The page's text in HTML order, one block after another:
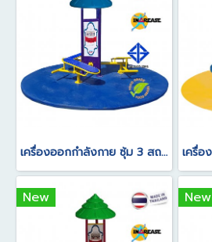
เครื่องออกกำลังกาย ซุ้ม 3 สถานีบาร์นอนซิทอัพ
New New